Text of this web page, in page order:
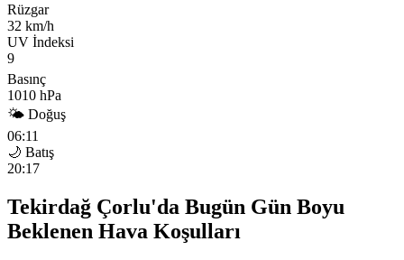
Rüzgar
32 km/h
UV İndeksi
9
Basınç
1010 hPa
🌤 Doğuş
06:11
🌙 Batış
20:17
Tekirdağ Çorlu'da Bugün Gün Boyu
Beklenen Hava Koşulları